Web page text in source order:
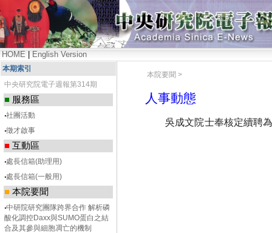
HOME English Version
本期索引
中央研究院電子週報第314期
■ 服務區
‧社團活動
‧徵才啟事
■ 互動區
‧處長信箱(助理用)
‧處長信箱(一般用)
■ 本院要聞
‧中研院研究團隊跨界合作 解析磷
酸化調控Daxx與SUMO蛋白之結
合及其參與細胞凋亡的機制
本院要聞 >
人事動態
吳成文院士奉核定續聘為